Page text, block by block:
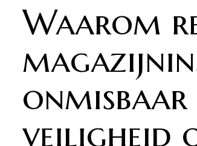
Waarom
veiligheid